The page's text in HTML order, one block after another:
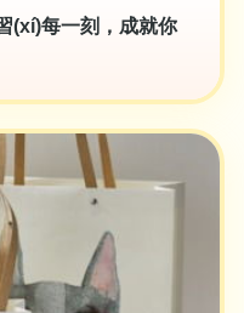
(xí)每一刻，成就你